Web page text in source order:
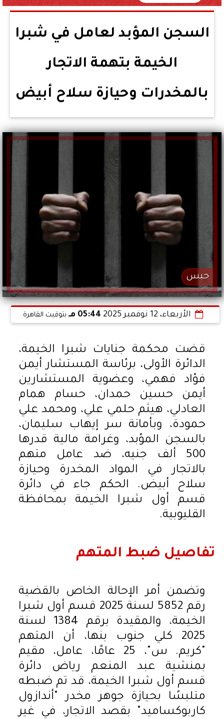
السجن المؤبد لعامل في شبرا
الخيمة بتهمة الاتجار
بالمخدرات وحيازة سلاح أبيض
حبس
الأربعاء، 12 نوفمبر 2025 05:44 مـ بتوقيت القاهرة
قضت محكمة جنايات شبرا الخيمة،
الدائرة الأولى، برئاسة المستشار أيمن
فؤاد فهمي، وعضوية المستشارين
أيمن حسين حمدان، حسام همام
العادلي، هيثم حلمي علي، ومحمد علي
حمودة، وبأمانة سر إيهاب سليمان،
بالسجن المؤبد، وغرامة مالية قدرها
500 ألف جنيه، ضد عامل متهم
بالاتجار في المواد المخدرة وحيازة
سلاح أبيض. الحكم جاء في دائرة
قسم أول شبرا الخيمة بمحافظة
القليوبية.
تفاصيل ضبط المتهم
وتضمن أمر الإحالة الخاص بالقضية
رقم 5852 لسنة 2025 قسم أول شبرا
الخيمة، والمقيدة برقم 1384 لسنة
2025 كلي جنوب بنها، أن المتهم
"كريم. س"، 25 عامًا، عامل، مقيم
بمنشية عبد المنعم رياض دائرة
قسم أول شبرا الخيمة، قد تم ضبطه
متلبسًا بحيازة جوهر مخدر "أندازول
كاربوكساميد" بقصد الاتجار، في غير